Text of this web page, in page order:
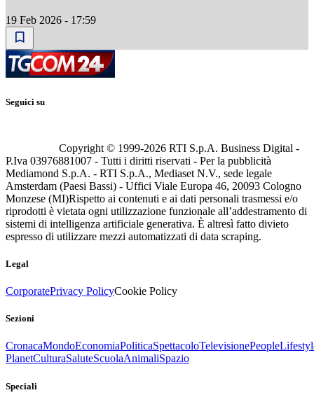
19 Feb 2026 - 17:59
Seguici su
Copyright © 1999-2026 RTI S.p.A. Business Digital -
P.Iva 03976881007 - Tutti i diritti riservati - Per la pubblicità
Mediamond S.p.A. - RTI S.p.A., Mediaset N.V., sede legale
Amsterdam (Paesi Bassi) - Uffici Viale Europa 46, 20093 Cologno
Monzese (MI)Rispetto ai contenuti e ai dati personali trasmessi e/o
riprodotti è vietata ogni utilizzazione funzionale all’addestramento di
sistemi di intelligenza artificiale generativa. È altresì fatto divieto
espresso di utilizzare mezzi automatizzati di data scraping.
Legal
CorporatePrivacy PolicyCookie Policy
Sezioni
CronacaMondoEconomiaPoliticaSpettacoloTelevisionePeople
PlanetCulturaSaluteScuolaAnimaliSpazio
Speciali